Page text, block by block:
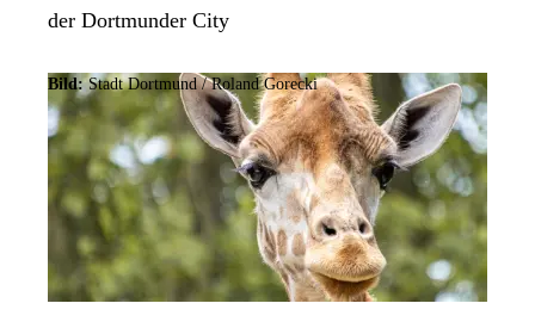
der Dortmunder City
Bild:Stadt Dortmund / Roland Gorecki